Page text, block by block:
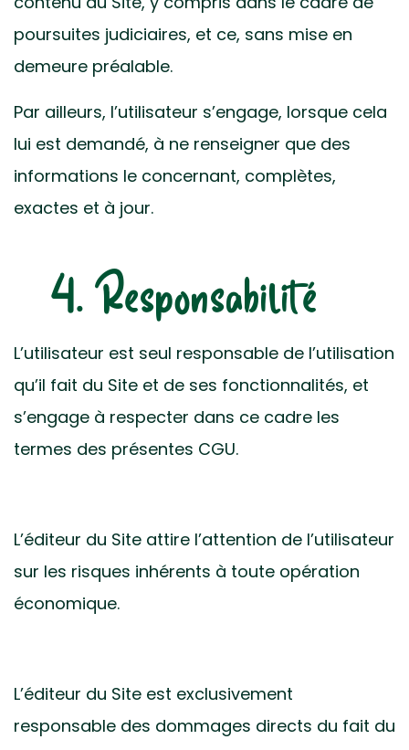
poursuites judiciaires, et ce, sans mise en
demeure préalable.
Par ailleurs, l’utilisateur s’engage, lorsque cela
lui est demandé, à ne renseigner que des
informations le concernant, complètes,
exactes et à jour.
4. Responsabilité
L’utilisateur est seul responsable de l’utilisation
qu’il fait du Site et de ses fonctionnalités, et
s’engage à respecter dans ce cadre les
termes des présentes CGU.
L’éditeur du Site attire l’attention de l’utilisateur
sur les risques inhérents à toute opération
économique.
L’éditeur du Site est exclusivement
responsable des dommages directs du fait du